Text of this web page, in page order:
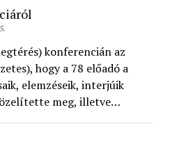
konferencián az
hogy a 78 előadó a
elemzéseik, interjúik
meg, illetve…